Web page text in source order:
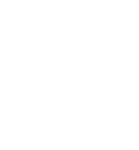
획 수립 고시
집 재공고